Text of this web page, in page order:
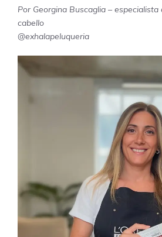
Por Georgina Buscaglia –
cabello
@exhalapeluqueria